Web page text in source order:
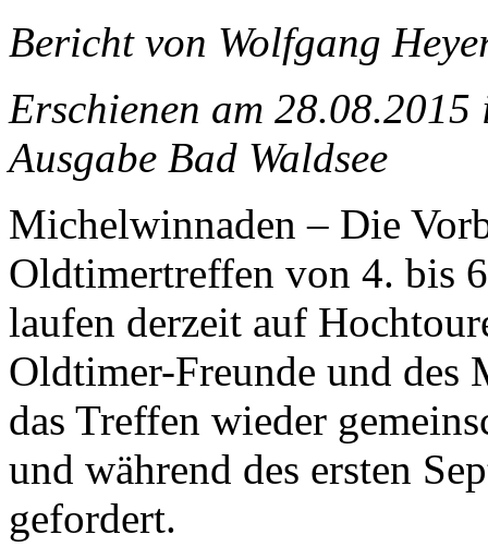
Bericht von Wolfgang
Erschienen am
Ausgabe Bad Waldsee
Michelwinnaden – Die
Oldtimertreffen von 4. bis
laufen derzeit auf
Oldtimer-Freunde und des
das Treffen wieder
und während des ersten
gefordert.